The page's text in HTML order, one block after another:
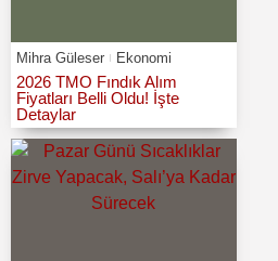
Mihra Güleser Ekonomi
2026 TMO Fındık Alım
Fiyatları Belli Oldu! İşte
Detaylar